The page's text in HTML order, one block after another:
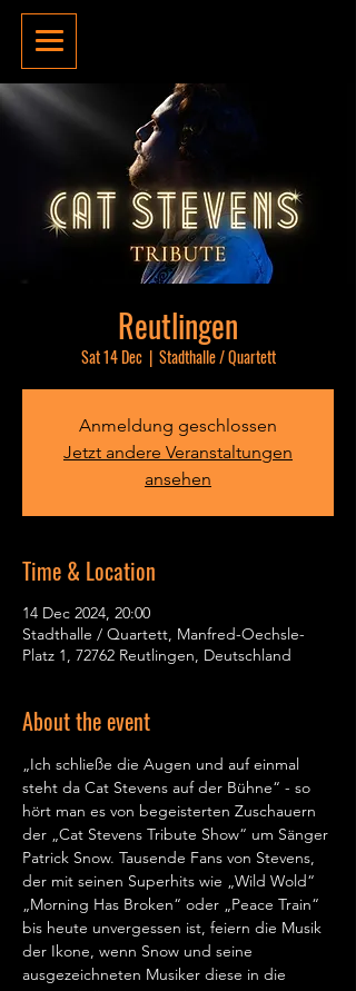
Reutlingen
Sat 14 Dec
  |
Stadthalle / Quartett
Anmeldung geschlossen
Jetzt andere Veranstaltungen
ansehen
Time & Location
14 Dec 2024, 20:00
Stadthalle / Quartett, Manfred-Oechsle-
Platz 1, 72762 Reutlingen, Deutschland
About the event
„Ich schließe die Augen und auf einmal
steht da Cat Stevens auf der Bühne“ - so
hört man es von begeisterten Zuschauern
der „Cat Stevens Tribute Show“ um Sänger
Patrick Snow. Tausende Fans von Stevens,
der mit seinen Superhits wie „Wild Wold“
„Morning Has Broken“ oder „Peace Train“
bis heute unvergessen ist, feiern die Musik
der Ikone, wenn Snow und seine
ausgezeichneten Musiker diese in die